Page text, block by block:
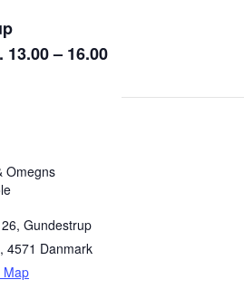
– 16.00
Omegns
Gundestrup
, 4571 Danmark
Map